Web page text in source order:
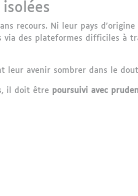
recours. Ni leur pays
des plateformes difficiles à
leur avenir sombrer dans le
il doit être poursuivi avec